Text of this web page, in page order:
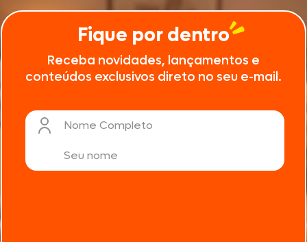
Fique por dentro
Receba novidades, lançamentos e
conteúdos exclusivos direto no seu e-mail.
Nome Completo